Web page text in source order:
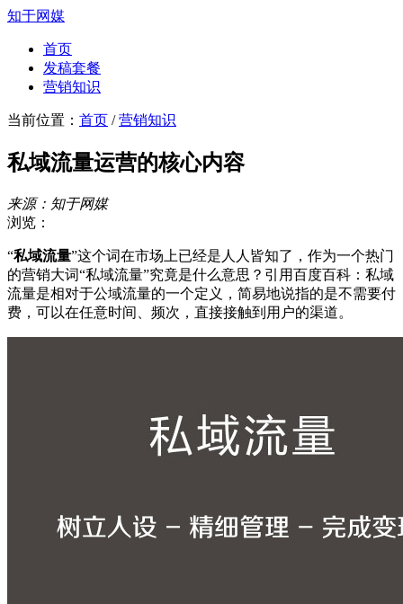
知于网媒
首页
发稿套餐
营销知识
当前位置： 首页 /营销知识
私域流量运营的核心内容
来源：知于网媒
浏览：
“私域流量”这个词在市场上已经是人人皆知了，作为一个热门
的营销大词“私域流量”究竟是什么意思？引用百度百科：私域
流量是相对于公域流量的一个定义，简易地说指的是不需要付
费，可以在任意时间、频次，直接接触到用户的渠道。